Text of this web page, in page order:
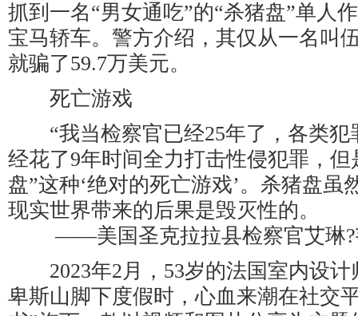
抓到一名“男女通吃”的“杀猪盘”单人
宝马轿车。警方介绍，其仅从一名叫
就骗了59.7万美元。
死亡游戏
“我当检察官已经25年了，各类犯
经花了9年时间全力打击性侵犯罪，
盘”这种‘绝对的死亡游戏’。杀猪盘虽
现实世界带来的后果是毁灭性的。
——美国圣克拉拉县检察官艾琳?
2023年2月，53岁的法国室内设计
卑斯山脚下度假时，心血来潮在社交